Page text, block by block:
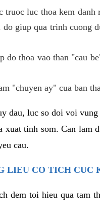
luc thoa kem danh
giup qua trinh cuong
thoa vao than "cau
"chuyen ay" cua ban
dau, luc so doi voi
tinh som. Can lam
cau.
LIEU CO TICH CUC
dem toi hieu qua tam